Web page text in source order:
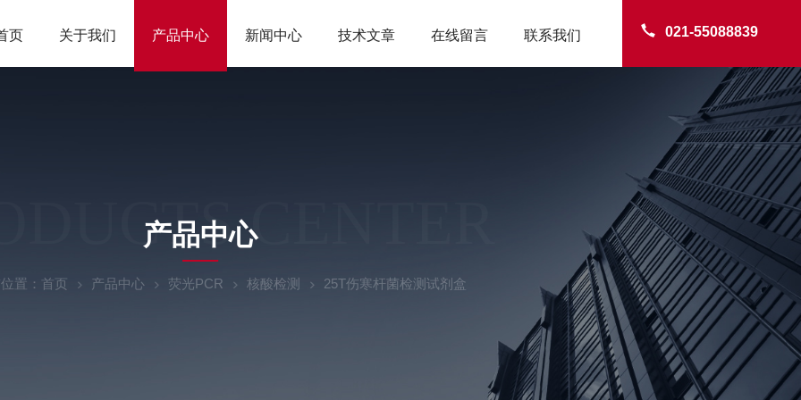
021-55088839
页 关于我们 产品中心 新闻中心 技术文章 在线留言 联系我们
CENTER
产品中心
置： 首页 产品中心 荧光PCR 核酸检测 25T伤寒杆菌检测试剂盒